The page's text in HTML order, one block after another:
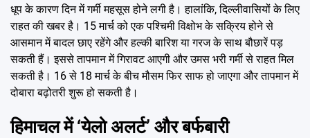
धूप के कारण दिन में गर्मी महसूस होने लगी है। हालांकि, दिल्लीवासियों के लिए
राहत की खबर है। 15 मार्च को एक पश्चिमी विक्षोभ के सक्रिय होने से
आसमान में बादल छाए रहेंगे और हल्की बारिश या गरज के साथ बौछारें पड़
सकती हैं। इससे तापमान में गिरावट आएगी और उमस भरी गर्मी से राहत मिल
सकती है। 16 से 18 मार्च के बीच मौसम फिर साफ हो जाएगा और तापमान में
दोबारा बढ़ोतरी शुरू हो सकती है।
हिमाचल में ‘येलो अलर्ट’ और बर्फबारी